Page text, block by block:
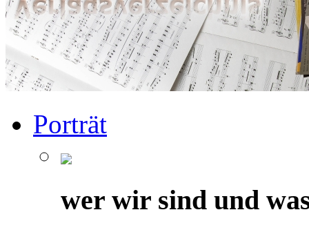
Porträt
wer wir sind und